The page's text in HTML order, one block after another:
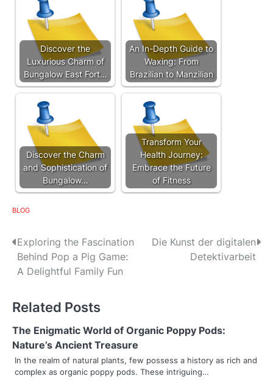
Discover the
Luxurious Charm of
Bungalow East Fort…
An In-Depth Guide to
Waxing: From
Brazilian to Manzilian
Discover the Charm
and Sophistication of
Bungalow…
Transform Your
Health Journey:
Embrace the Future
of Fitness
BLOG
P
o
t
n
a
v
Exploring the Fascination
Behind Pop a Pig Game:
A Delightful Family Fun
Die Kunst der digitalen
Detektivarbeit
Related Posts
The Enigmatic World of Organic Poppy Pods:
Nature’s Ancient Treasure
In the realm of natural plants, few possess a history as rich and
complex as organic poppy pods. These intriguing…